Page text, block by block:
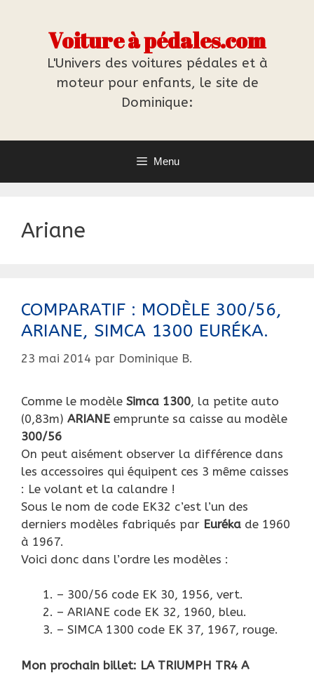
Voiture à pédales.com
L'Univers des voitures pédales et à
moteur pour enfants, le site de
Dominique:
Menu
Ariane
COMPARATIF : MODÈLE 300/56,
ARIANE, SIMCA 1300 EURÉKA.
23 mai 2014 par Dominique B.
Comme le modèle Simca 1300, la petite auto
(0,83m) ARIANE emprunte sa caisse au modèle
300/56
On peut aisément observer la différence dans
les accessoires qui équipent ces 3 même caisses
: Le volant et la calandre !
Sous le nom de code EK32 c’est l’un des
derniers modèles fabriqués par Euréka de 1960
à 1967.
Voici donc dans l’ordre les modèles :
– 300/56 code EK 30, 1956, vert.
– ARIANE code EK 32, 1960, bleu.
– SIMCA 1300 code EK 37, 1967, rouge.
Mon prochain billet: LA TRIUMPH TR4 A